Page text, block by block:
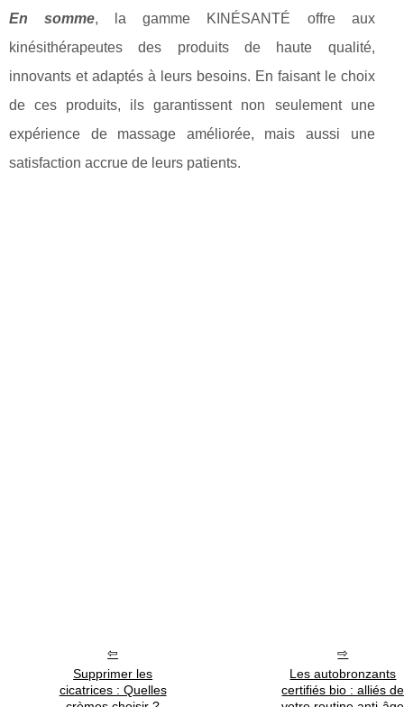
En somme, la gamme KINÉSANTÉ offre aux
kinésithérapeutes des produits de haute qualité,
innovants et adaptés à leurs besoins. En faisant le choix
de ces produits, ils garantissent non seulement une
expérience de massage améliorée, mais aussi une
satisfaction accrue de leurs patients.
Supprimer les
cicatrices : Quelles
Les autobronzants
certifiés bio : alliés de